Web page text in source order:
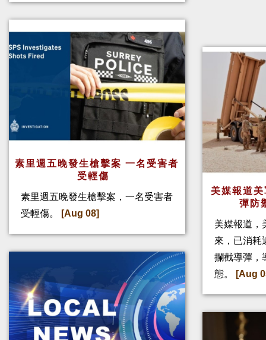
素里週五晚發生槍擊案 一名受害者
受輕傷
素里週五晚發生槍擊案，一名受害者
受輕傷。
[Aug 08]
美媒報道
彈防
美媒報道，
來，已消耗
攔截導彈，
態。
[Aug